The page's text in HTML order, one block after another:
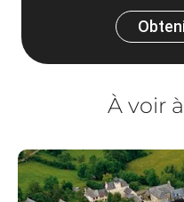
À voir